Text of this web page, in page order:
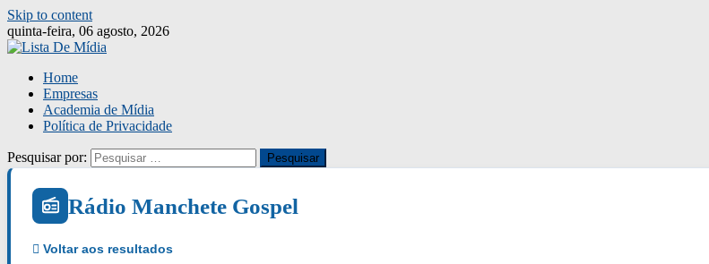
Skip to content
quinta-feira, 06 agosto, 2026
Home
Empresas
Academia de Mídia
Política de Privacidade
Pesquisar por:
Rádio Manchete Gospel